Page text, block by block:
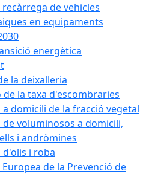
de vehicles
en equipaments
energètica
la deixalleria
de la taxa d'escombraries
a domicili de la fracció vegetal
de voluminosos a domicili,
i andròmines
d'olis i roba
de la Prevenció de